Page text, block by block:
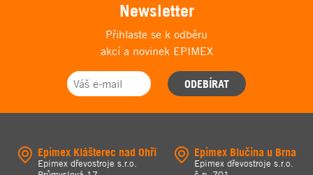
Newsletter
Přihlaste se k odběru
akcí a novinek EPIMEX
ODEBÍRAT
Epimex Klášterec nad Ohří
Epimex dřevostroje s.r.o.
Epimex Blučina u Brna
Epimex dřevostroje s.r.o.